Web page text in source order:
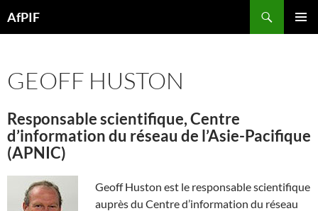
toAfPIF
GEOFF HUSTON
Responsable scientifique, Centre
d’information du réseau de l’Asie-Pacifique
(APNIC)
Geoff Huston est le responsable scientifique
auprès du Centre d’information du réseau